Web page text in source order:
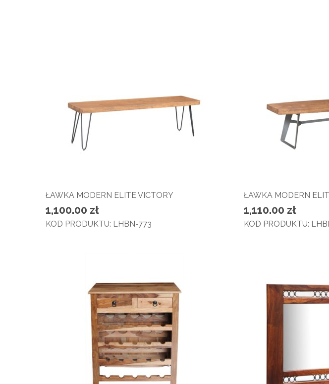
ŁAWKA MODERN ELITE VICTORY
1,100.00 zł
KOD PRODUKTU: LHBN-773
ŁAWKA MODERN
1,110.00 zł
KOD PRODUKTU: